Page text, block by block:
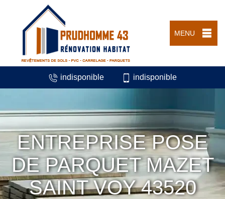
MENU
indisponible indisponible
ENTREPRISE POSE
DE PARQUET MAZET
SAINT VOY 43520